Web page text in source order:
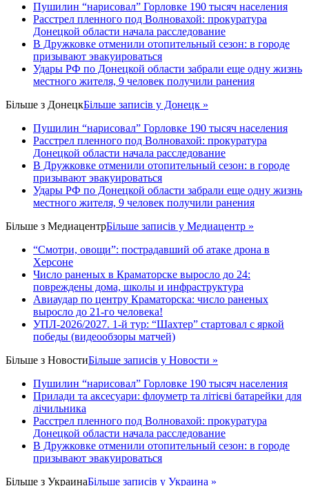
Пушилин “нарисовал” Горловке 190 тысяч населения
Расстрел пленного под Волновахой: прокуратура
Донецкой области начала расследование
В Дружковке отменили отопительный сезон: в городе
призывают эвакуироваться
Удары РФ по Донецкой области забрали еще одну жизнь
местного жителя, 9 человек получили ранения
Більше з ДонецкБільше записів у Донецк »
Пушилин “нарисовал” Горловке 190 тысяч населения
Расстрел пленного под Волновахой: прокуратура
Донецкой области начала расследование
В Дружковке отменили отопительный сезон: в городе
призывают эвакуироваться
Удары РФ по Донецкой области забрали еще одну жизнь
местного жителя, 9 человек получили ранения
Більше з МедиацентрБільше записів у Медиацентр »
“Смотри, овощи”: пострадавший об атаке дрона в
Херсоне
Число раненых в Краматорске выросло до 24:
повреждены дома, школы и инфраструктура
Авиаудар по центру Краматорска: число раненых
выросло до 21-го человека!
УПЛ-2026/2027. 1-й тур: “Шахтер” стартовал с яркой
победы (видеообзоры матчей)
Більше з НовостиБільше записів у Новости »
Пушилин “нарисовал” Горловке 190 тысяч населения
Прилади та аксесуари: флоуметр та літієві батарейки для
лічильника
Расстрел пленного под Волновахой: прокуратура
Донецкой области начала расследование
В Дружковке отменили отопительный сезон: в городе
призывают эвакуироваться
Більше з УкраинаБільше записів у Украина »